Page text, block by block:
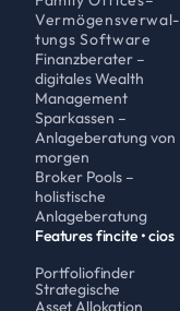
Vermögensverwal-
tungs Software
Finanzberater –
digitales Wealth
Management
Sparkassen –
Anlageberatung von
morgen
Broker Pools –
holistische
Anlageberatung
Features fincite • cios
Portfoliofinder
Strategische
Asset Allokation